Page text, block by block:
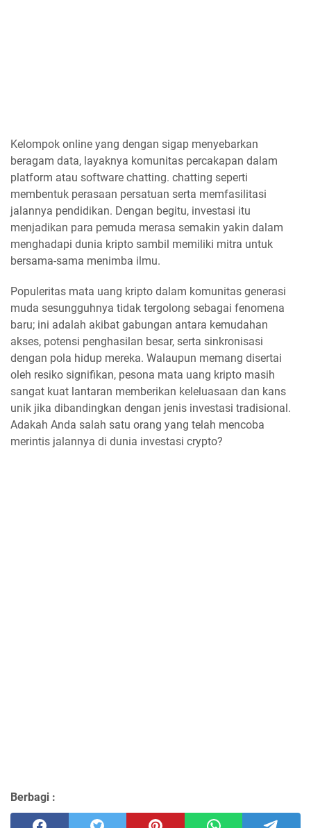
Kelompok online yang dengan sigap menyebarkan
beragam data, layaknya komunitas percakapan dalam
platform atau software chatting. chatting seperti
membentuk perasaan persatuan serta memfasilitasi
jalannya pendidikan. Dengan begitu, investasi itu
menjadikan para pemuda merasa semakin yakin dalam
menghadapi dunia kripto sambil memiliki mitra untuk
bersama-sama menimba ilmu.
Populeritas mata uang kripto dalam komunitas generasi
muda sesungguhnya tidak tergolong sebagai fenomena
baru; ini adalah akibat gabungan antara kemudahan
akses, potensi penghasilan besar, serta sinkronisasi
dengan pola hidup mereka. Walaupun memang disertai
oleh resiko signifikan, pesona mata uang kripto masih
sangat kuat lantaran memberikan keleluasaan dan kans
unik jika dibandingkan dengan jenis investasi tradisional.
Adakah Anda salah satu orang yang telah mencoba
merintis jalannya di dunia investasi crypto?
Berbagi :